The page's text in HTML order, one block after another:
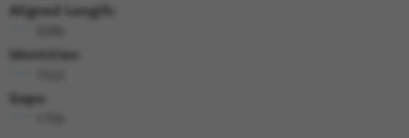
Aligned Length:
Identities:
Gaps: